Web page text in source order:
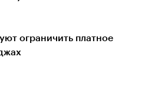
ограничить платное